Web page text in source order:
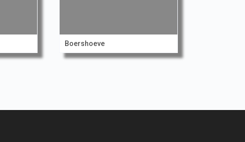
Boershoeve